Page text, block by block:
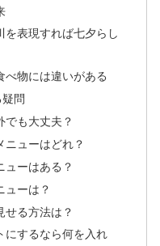
を表現すれば七夕らし
べ物には違いがある
問
でも大丈夫？
ニューはどれ？
ューはある？
ューは？
せる方法は？
にするなら何を入れ